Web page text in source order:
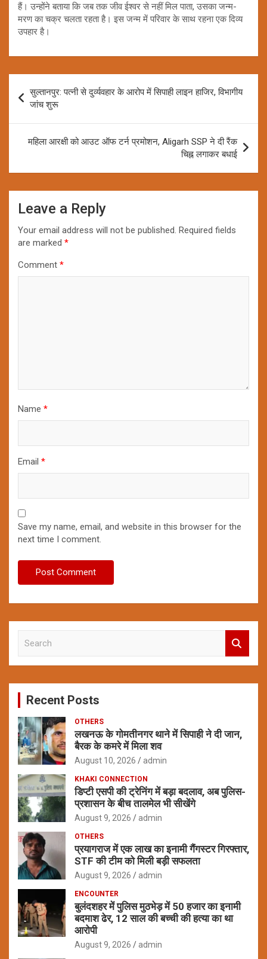
हैं। उन्होंने बताया कि जब तक जीव ईश्वर से नहीं मिल पाता, उसका जन्म-
मरण का चक्र चलता रहता है। इस जन्म में परिवार के साथ रहना एक दिव्य
उपहार है।
navigation
सुल्तानपुर: पत्नी से दुर्व्यवहार के आरोप में सिपाही लाइन हाजिर, विभागीय
जांच शुरू
महिला आरक्षी को आउट ऑफ टर्न प्रमोशन, Aligarh SSP ने दी रैंक
चिह्न लगाकर बधाई
Leave a Reply
Your email address will not be published. Required fields
are marked *
Comment *
Name *
Email *
Save my name, email, and website in this browser for the
next time I comment.
c
Recent Posts
OTHERS
लखनऊ के गोमतीनगर थाने में सिपाही ने दी जान,
बैरक के कमरे में मिला शव
August 10, 2026 admin
KHAKI CONNECTION
डिप्टी एसपी की ट्रेनिंग में बड़ा बदलाव, अब पुलिस-
प्रशासन के बीच तालमेल भी सीखेंगे
August 9, 2026 admin
OTHERS
प्रयागराज में एक लाख का इनामी गैंगस्टर गिरफ्तार,
STF की टीम को मिली बड़ी सफलता
August 9, 2026 admin
ENCOUNTER
बुलंदशहर में पुलिस मुठभेड़ में 50 हजार का इनामी
बदमाश ढेर, 12 साल की बच्ची की हत्या का था
आरोपी
August 9, 2026 admin